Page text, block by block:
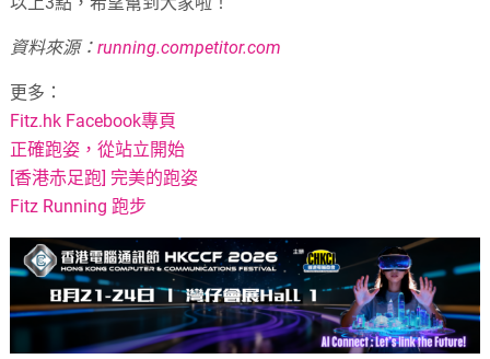
資料來源：running.competitor.com
更多：
Fitz.hk Facebook專頁
正確跑姿，從站立開始
[香港赤足跑] 完美的跑姿
Fitz Running 跑步